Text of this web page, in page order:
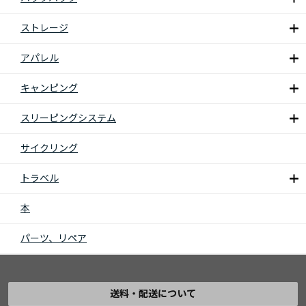
ストレージ
アパレル
キャンピング
スリーピングシステム
サイクリング
トラベル
本
パーツ、リペア
送料・配送について